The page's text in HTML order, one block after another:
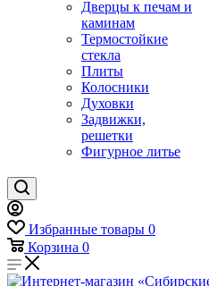
Дверцы к печам и
каминам
Термостойкие
стекла
Плиты
Колосники
Духовки
Задвижки,
решетки
Фигурное литье
Избранные товары 0
Корзина 0